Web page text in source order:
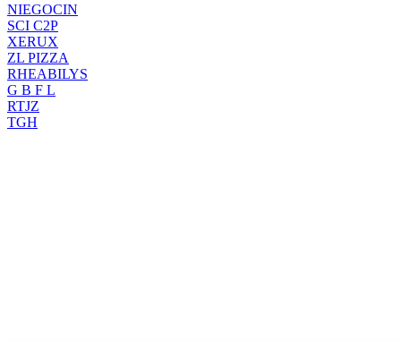
NIEGOCIN
SCI C2P
XERUX
ZL PIZZA
RHEABILYS
G B F L
RTJZ
TGH